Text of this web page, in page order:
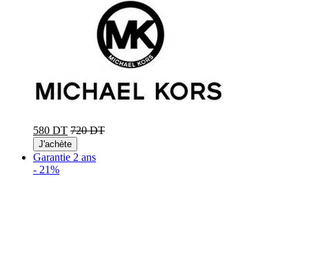
580 DT 720 DT
J'achète
Garantie 2 ans
- 21%